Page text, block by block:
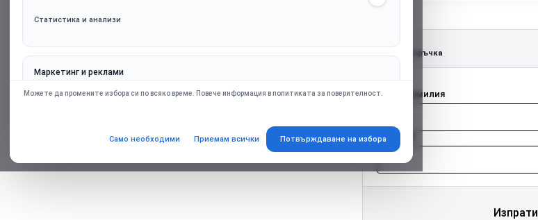
Статистика и анализи
Маркетинг и реклами
Персонализирани оферти и ремаркетинг чрез партньорски платформи (напр. Google Ads),
само при съгласие.
Маркетинг и реклами
Можете да промените избора си по всяко време. Повече информация в политиката за поверителност.
Само необходими Приемам всички Потвърждаване на избора
Бърза поръчка
Име и фамилия
Телефон
Изпрати